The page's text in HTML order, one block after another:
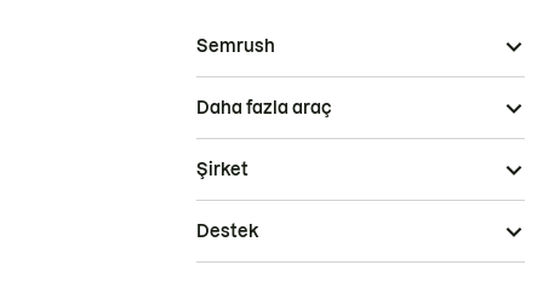
Semrush
Daha fazla araç
Şirket
Destek